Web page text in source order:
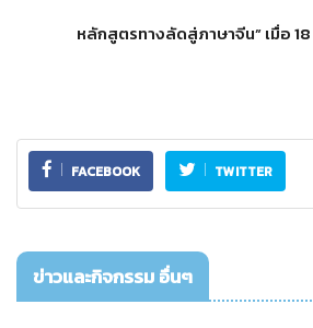
หลักสูตรทางลัดสู่ภาษาจีน” เมื่อ
FACEBOOK TWITTER
ข่าวและกิจกรรม อื่นๆ